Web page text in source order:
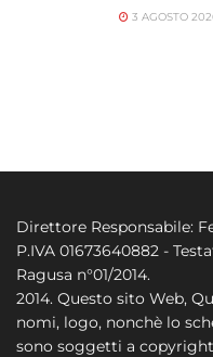
3 AGOSTO
Direttore Responsabile:
P.IVA 01673640882 -
Ragusa n°01/2014.
2014. Questo sito Web,
nomi, logo, nonchè lo
sono soggetti a